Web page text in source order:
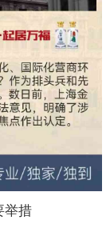
举措